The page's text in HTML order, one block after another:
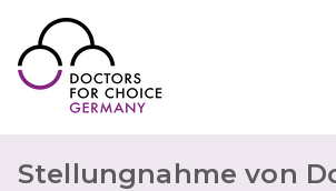
Inhalt
springen
Stellungnahme von